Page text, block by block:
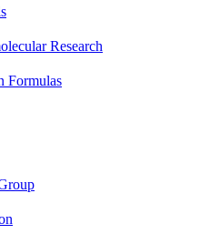
Research
Formulas